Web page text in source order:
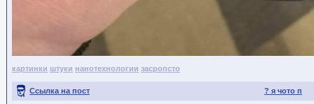
картинки штуки нанотехнологии засропсто
? я чото п
Ссылка на пост